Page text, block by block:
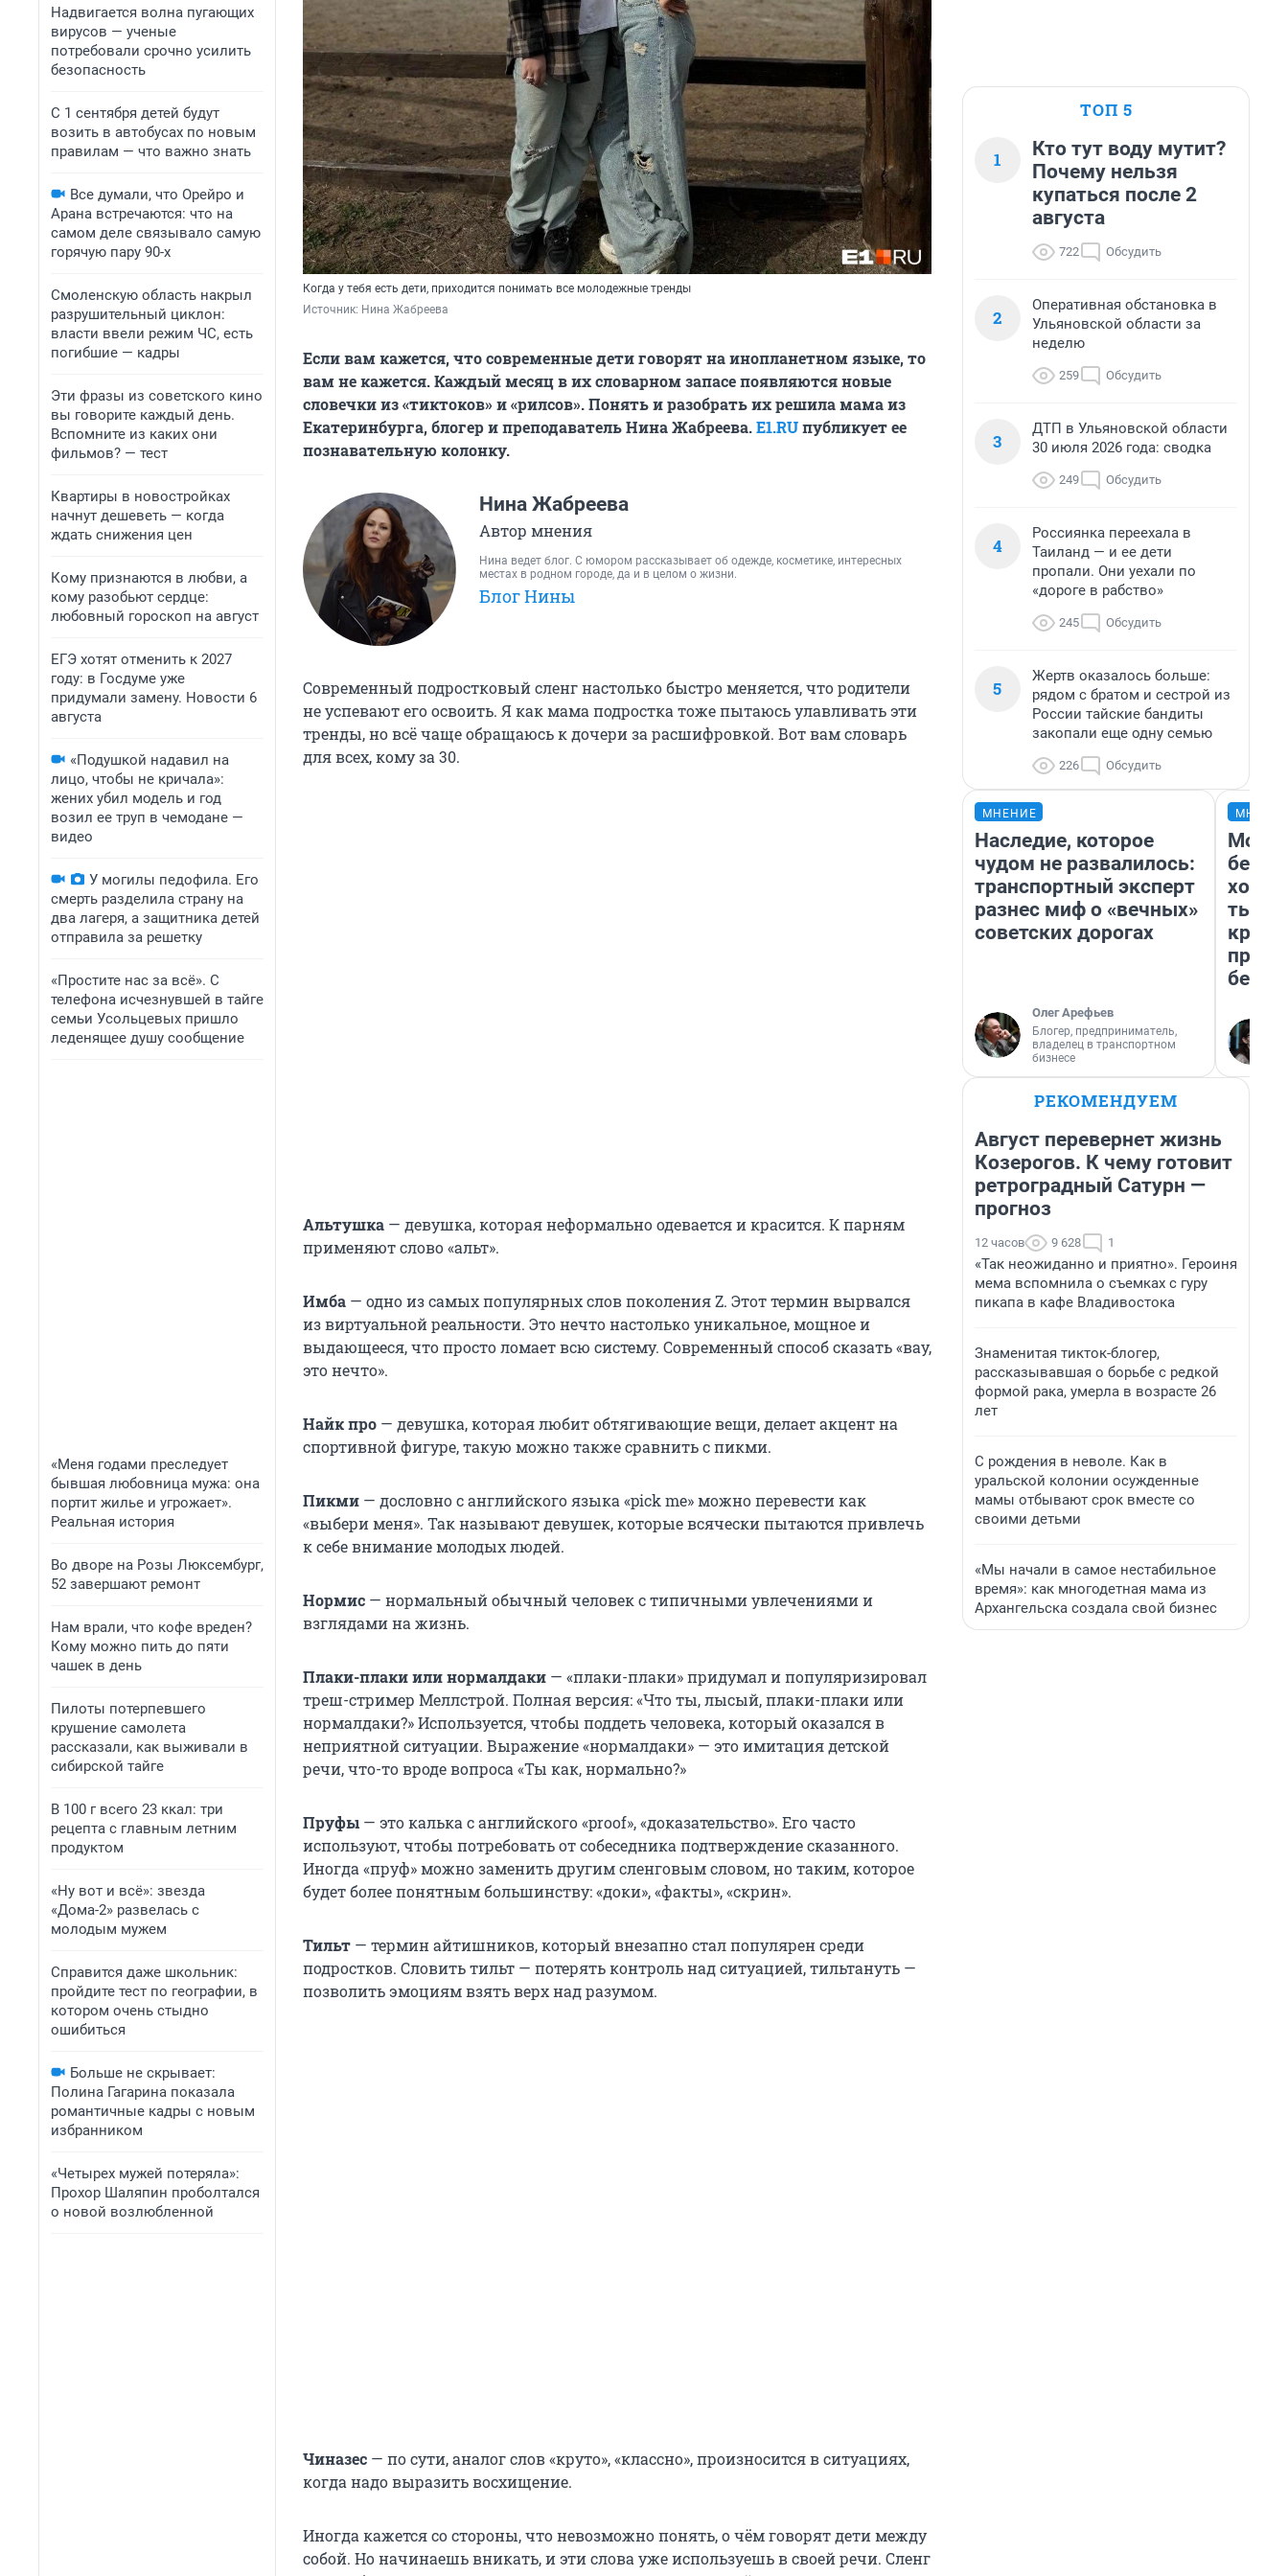
Надвигается волна пугающих
вирусов — ученые
потребовали срочно усилить
безопасность
С 1 сентября детей будут
возить в автобусах по новым
правилам — что важно знать
Все думали, что Орейро и
Арана встречаются: что на
самом деле связывало самую
горячую пару 90-х
Смоленскую область накрыл
разрушительный циклон:
власти ввели режим ЧС, есть
погибшие — кадры
Эти фразы из советского кино
вы говорите каждый день.
Вспомните из каких они
фильмов? — тест
Квартиры в новостройках
начнут дешеветь — когда
ждать снижения цен
Кому признаются в любви, а
кому разобьют сердце:
любовный гороскоп на август
ЕГЭ хотят отменить к 2027
году: в Госдуме уже
придумали замену. Новости 6
августа
«Подушкой надавил на
лицо, чтобы не кричала»:
жених убил модель и год
возил ее труп в чемодане —
видео
У могилы педофила. Его
смерть разделила страну на
два лагеря, а защитника детей
отправила за решетку
«Простите нас за всё». С
телефона исчезнувшей в тайге
семьи Усольцевых пришло
леденящее душу сообщение
«Меня годами преследует
бывшая любовница мужа: она
портит жилье и угрожает».
Реальная история
Во дворе на Розы Люксембург,
52 завершают ремонт
Нам врали, что кофе вреден?
Кому можно пить до пяти
чашек в день
Пилоты потерпевшего
крушение самолета
рассказали, как выживали в
сибирской тайге
В 100 г всего 23 ккал: три
рецепта с главным летним
продуктом
«Ну вот и всё»: звезда
«Дома-2» развелась с
молодым мужем
Справится даже школьник:
пройдите тест по географии, в
котором очень стыдно
ошибиться
Больше не скрывает:
Полина Гагарина показала
романтичные кадры с новым
избранником
«Четырех мужей потеряла»:
Прохор Шаляпин проболтался
о новой возлюбленной
Когда у тебя есть дети, приходится понимать все молодежные тренды
Источник: Нина Жабреева
Если вам кажется, что современные дети говорят на инопланетном языке, то
вам не кажется. Каждый месяц в их словарном запасе появляются новые
словечки из «тиктоков» и «рилсов». Понять и разобрать их решила мама из
Екатеринбурга, блогер и преподаватель Нина Жабреева.E1.RUпубликует ее
познавательную колонку.
Нина Жабреева
Автор мнения
Нина ведет блог. С юмором рассказывает об одежде, косметике, интересных
местах в родном городе, да и в целом о жизни.
Блог Нины
Современный подростковый сленг настолько быстро меняется, что родители
не успевают его освоить. Я как мама подростка тоже пытаюсь улавливать эти
тренды, но всё чаще обращаюсь к дочери за расшифровкой. Вот вам словарь
для всех, кому за 30.
Альтушка — девушка, которая неформально одевается и красится. К парням
применяют слово «альт».
Имба — одно из самых популярных слов поколения Z. Этот термин вырвался
из виртуальной реальности. Это нечто настолько уникальное, мощное и
выдающееся, что просто ломает всю систему. Современный способ сказать «вау,
это нечто».
Найк про — девушка, которая любит обтягивающие вещи, делает акцент на
спортивной фигуре, такую можно также сравнить с пикми.
Пикми — дословно с английского языка «pick me» можно перевести как
«выбери меня». Так называют девушек, которые всячески пытаются привлечь
к себе внимание молодых людей.
Нормис — нормальный обычный человек с типичными увлечениями и
взглядами на жизнь.
Плаки-плаки или нормалдаки — «плаки-плаки» придумал и популяризировал
треш-стример Меллстрой. Полная версия: «Что ты, лысый, плаки-плаки или
нормалдаки?» Используется, чтобы поддеть человека, который оказался в
неприятной ситуации. Выражение «нормалдаки» — это имитация детской
речи, что-то вроде вопроса «Ты как, нормально?»
Пруфы — это калька с английского «proof», «доказательство». Его часто
используют, чтобы потребовать от собеседника подтверждение сказанного.
Иногда «пруф» можно заменить другим сленговым словом, но таким, которое
будет более понятным большинству: «доки», «факты», «скрин».
Тильт — термин айтишников, который внезапно стал популярен среди
подростков. Словить тильт — потерять контроль над ситуацией, тильтануть —
позволить эмоциям взять верх над разумом.
Чиназес — по сути, аналог слов «круто», «классно», произносится в ситуациях,
когда надо выразить восхищение.
Иногда кажется со стороны, что невозможно понять, о чём говорят дети между
собой. Но начинаешь вникать, и эти слова уже используешь в своей речи. Сленг
ТОП 5
1
Кто тут воду мутит?
Почему нельзя
купаться после 2
августа
722 Обсудить
2
Оперативная обстановка в
Ульяновской области за
неделю
259 Обсудить
3
ДТП в Ульяновской области
30 июля 2026 года: сводка
249 Обсудить
4
Россиянка переехала в
Таиланд — и ее дети
пропали. Они уехали по
«дороге в рабство»
245 Обсудить
5
Жертв оказалось больше:
рядом с братом и сестрой из
России тайские бандиты
закопали еще одну семью
226 Обсудить
МНЕНИЕ
Наследие, которое
чудом не развалилось:
транспортный эксперт
разнес миф о «вечных»
советских дорогах
Олег Арефьев
Блогер, предприниматель,
владелец в транспортном
бизнесе
Мой
РЕКОМЕНДУЕМ
Август перевернет жизнь
Козерогов. К чему готовит
ретроградный Сатурн —
прогноз
12 часов 9 628 1
«Так неожиданно и приятно». Героиня
мема вспомнила о съемках с гуру
пикапа в кафе Владивостока
Знаменитая тикток-блогер,
рассказывавшая о борьбе с редкой
формой рака, умерла в возрасте 26
лет
С рождения в неволе. Как в
уральской колонии осужденные
мамы отбывают срок вместе со
своими детьми
«Мы начали в самое нестабильное
время»: как многодетная мама из
Архангельска создала свой бизнес